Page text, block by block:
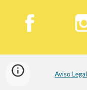
Aviso Legal